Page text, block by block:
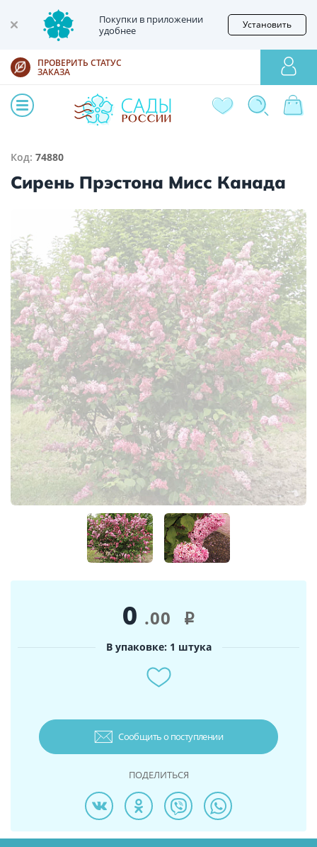
Покупки в приложении
удобнее
Установить
ПРОВЕРИТЬ СТАТУС
ЗАКАЗА
Код: 74880
Сирень Прэстона Мисс Канада
0 .00 i
В упаковке: 1 штука
Сообщить о поступлении
ПОДЕЛИТЬСЯ